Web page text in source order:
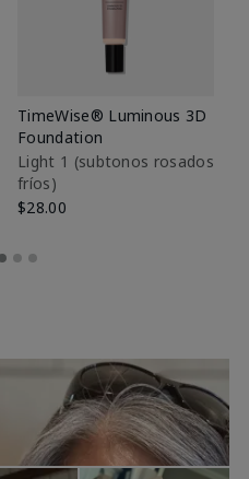
TimeWise® Luminous 3D
Foundation
Light 1​ (subtonos rosados
fríos)
$28.00